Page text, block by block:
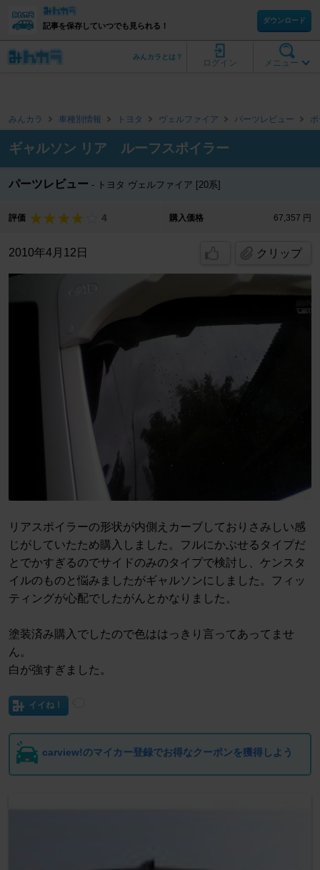
記事を保存していつでも見られる！
ダウンロード
メニュー
ログイン
みんカラとは？
みんカラ 車種別情報 トヨタ ヴェルファイア パーツレビュー
ギャルソン リア ルーフスポイラー
パーツレビュー トヨタ ヴェルファイア [20系]
評価 4 購入価格 67,357 円
2010年4月12日 クリップ
リアスポイラーの形状が内側えカーブしておりさみしい感
じがしていたため購入しました。フルにかぶせるタイプだ
とでかすぎるのでサイドのみのタイプで検討し、ケンスタ
イルのものと悩みましたがギャルソンにしました。フィッ
ティングが心配でしたがんとかなりました。
塗装済み購入でしたので色ははっきり言ってあってませ
ん。
白が強すぎました。
イイね！
carview!のマイカー登録でお得なクーポンを獲得しよう